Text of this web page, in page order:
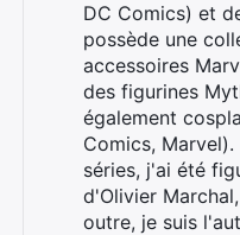
DC Comics) et
possède une
accessoires
des figurines
également
Comics,
séries, j'ai été
d'Olivier Marchal,
outre, je suis